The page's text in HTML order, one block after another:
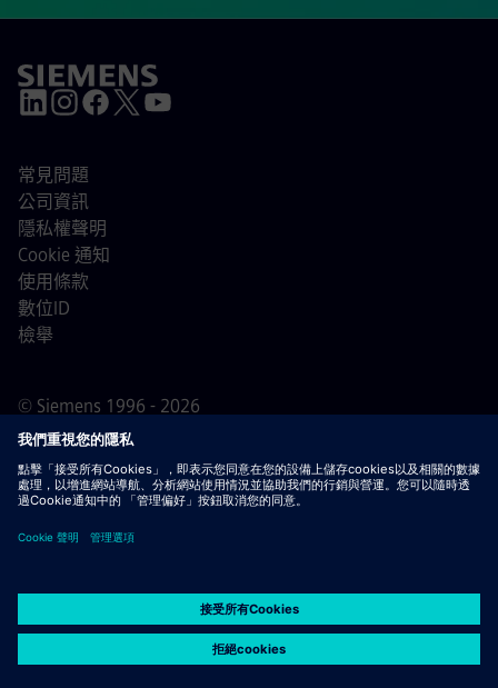
© Siemens 1996 - 2026
常見問題
公司資訊
隱私權聲明
Cookie 通知
使用條款
數位ID
檢舉
重要通知敬告所有求職者，西門子在申請過程的任何階段
會要求提供銀行帳戶資料或個人財務資訊作為錄用保證。同
件，除非您確信該聯絡來自我們正在進行的正式招聘流程中
的專業人員。